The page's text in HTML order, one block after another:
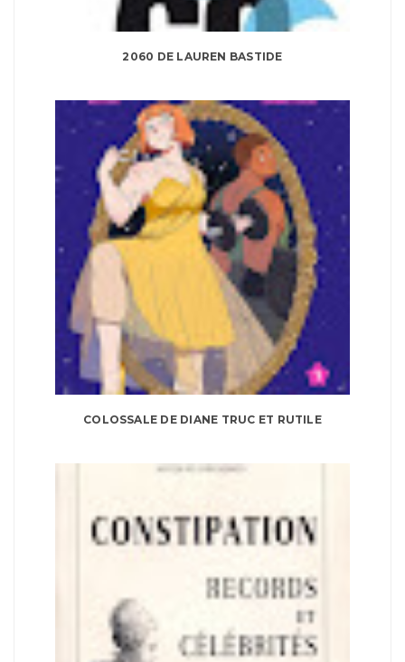
2060 DE LAUREN BASTIDE
COLOSSALE DE DIANE TRUC ET RUTILE